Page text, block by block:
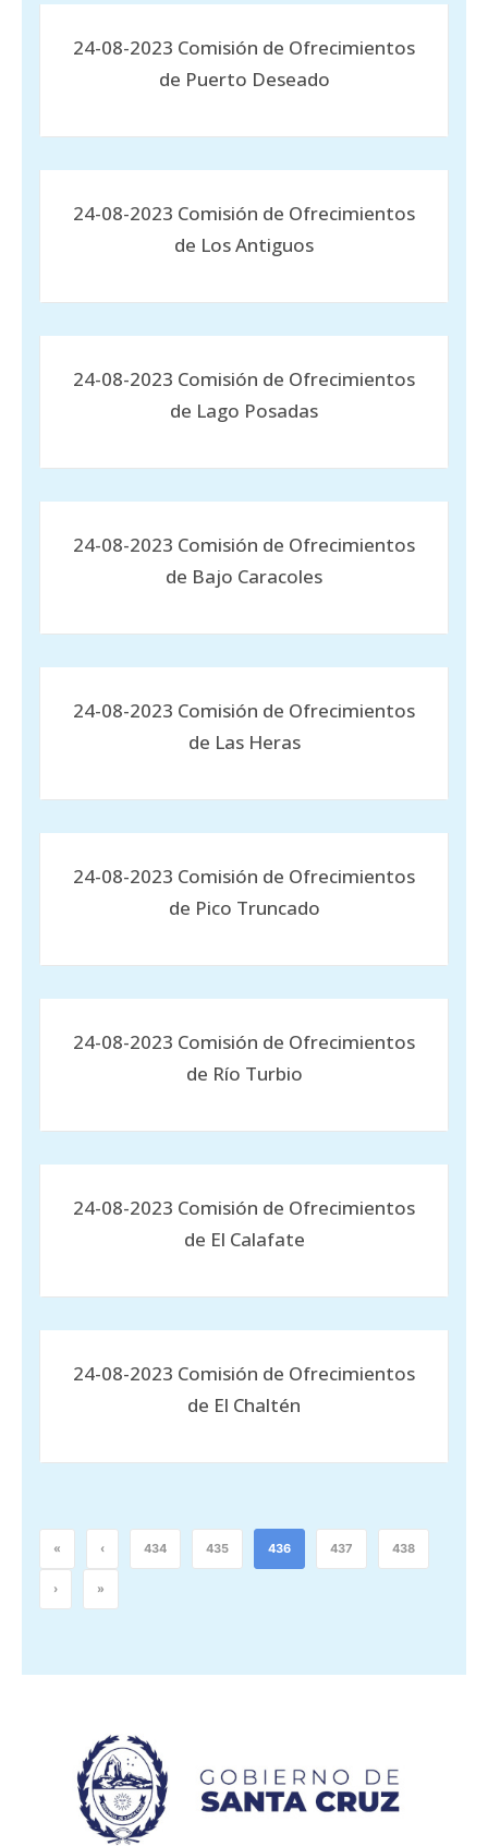
24-08-2023 Comisión de Ofrecimientos
de Puerto Deseado
24-08-2023 Comisión de Ofrecimientos
de Los Antiguos
24-08-2023 Comisión de Ofrecimientos
de Lago Posadas
24-08-2023 Comisión de Ofrecimientos
de Bajo Caracoles
24-08-2023 Comisión de Ofrecimientos
de Las Heras
24-08-2023 Comisión de Ofrecimientos
de Pico Truncado
24-08-2023 Comisión de Ofrecimientos
de Río Turbio
24-08-2023 Comisión de Ofrecimientos
de El Calafate
24-08-2023 Comisión de Ofrecimientos
de El Chaltén
« ‹ 434 435 436 437 438
› »